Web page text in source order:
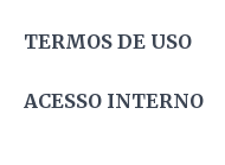
TERMOS DE USO
ACESSO INTERNO